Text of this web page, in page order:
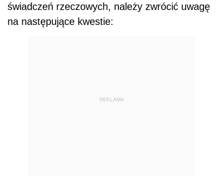
świadczeń rzeczowych, należy zwrócić uwagę
na następujące kwestie:
REKLAMA